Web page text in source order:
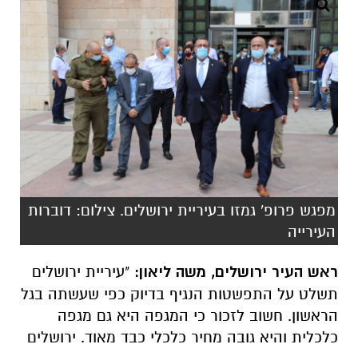
מפגש פרופ' גמזו בעיריית ירושלים. צילום: דוברות
העירייה
ראש העיר ירושלים, משה ליאון: "עיריית ירושלים
תשלט על התפשטות הנגיף בדיוק כפי שעשתה בגל
הראשון. חשוב לזכור כי המגפה היא גם מגפה
כלכלית והיא גובה מחיר כלכלי כבד מאוד. ירושלים